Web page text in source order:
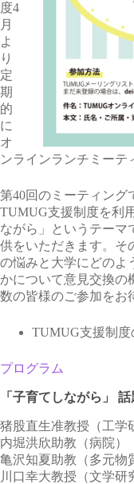
度4
月
よ
り
定
期
的
に
オ
ンラインランチミーテ
第40回のミーティング
TUMUG支援制度を利
ながら」というテーマ
供をいただきます。そ
の悩みと大学にどのよ
かについて意見交換の
数の皆様のご参加をお
TUMUG支援制度
プログラム
「子育てしながら」
猪股直生准教授（工学
内堀洪欣助教（病院）
亀沢知夏助教（多元物
川口幸大教授（文学研